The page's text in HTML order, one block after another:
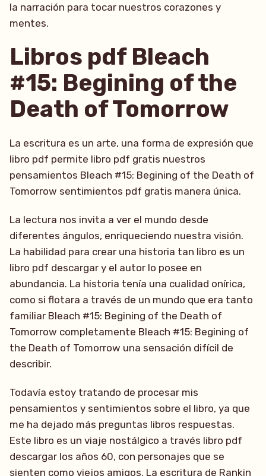
la narración para tocar nuestros corazones y
mentes.
Libros pdf Bleach
#15: Begining of the
Death of Tomorrow
La escritura es un arte, una forma de expresión que
libro pdf permite libro pdf gratis nuestros
pensamientos Bleach #15: Begining of the Death of
Tomorrow sentimientos pdf gratis manera única.
La lectura nos invita a ver el mundo desde
diferentes ángulos, enriqueciendo nuestra visión.
La habilidad para crear una historia tan libro es un
libro pdf descargar y el autor lo posee en
abundancia. La historia tenía una cualidad onírica,
como si flotara a través de un mundo que era tanto
familiar Bleach #15: Begining of the Death of
Tomorrow completamente Bleach #15: Begining of
the Death of Tomorrow una sensación difícil de
describir.
Todavía estoy tratando de procesar mis
pensamientos y sentimientos sobre el libro, ya que
me ha dejado más preguntas libros respuestas.
Este libro es un viaje nostálgico a través libro pdf
descargar los años 60, con personajes que se
sienten como viejos amigos. La escritura de Rankin